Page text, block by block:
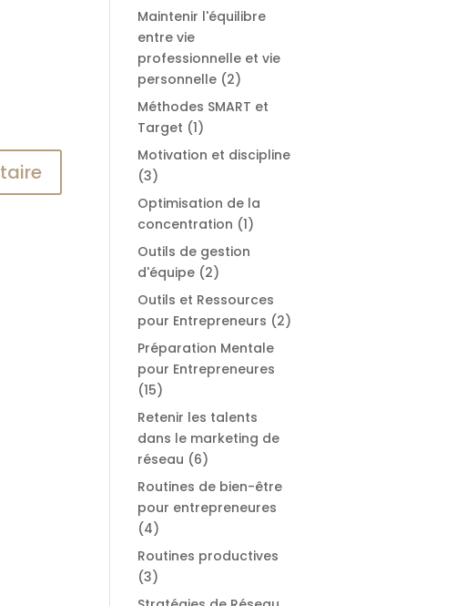
Maintenir l'équilibre
entre vie
professionnelle et vie
personnelle(2)
Méthodes SMART et
Target (1)
Motivation et discipline
(3)
Optimisation de la
concentration (1)
Outils de gestion
d'équipe(2)
Outils et Ressources
pour Entrepreneurs (2)
Préparation Mentale
pour Entrepreneures
(15)
Retenir les talents
dans le marketing de
réseau (6)
Routines de bien-être
pour entrepreneures
(4)
Routines productives
(3)